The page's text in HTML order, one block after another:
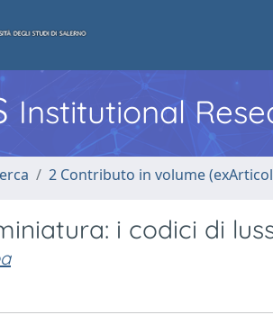
Institutional
2 Contributo in volume
i codici di